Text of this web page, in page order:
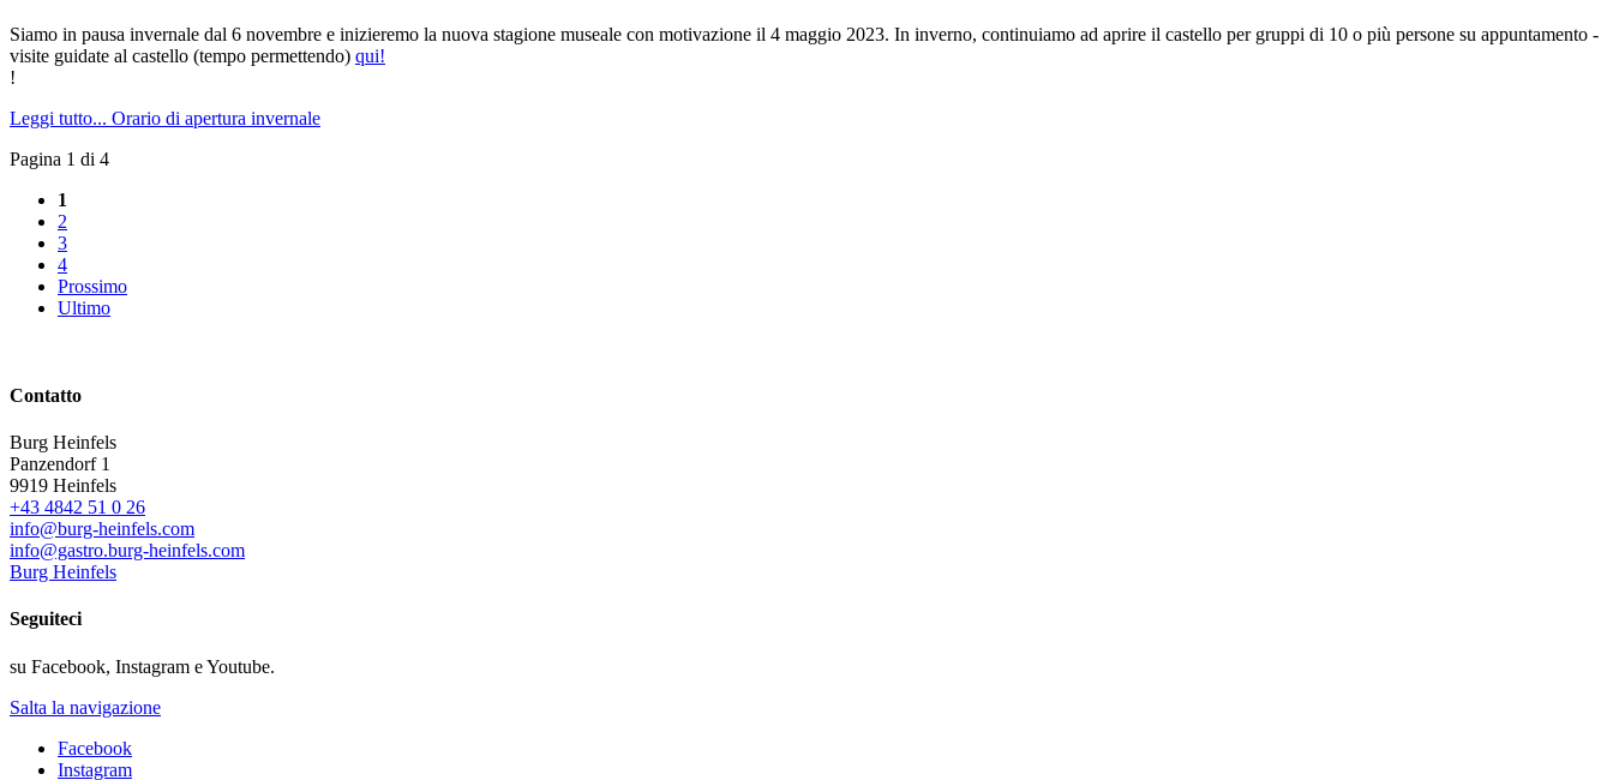
Siamo in pausa invernale dal 6 novembre e inizieremo la nuova stagione museale con motivazione il 4 maggio 2023. In inverno, continuiamo ad aprire il castello per gruppi di 10 o più persone su appuntamento -
visite guidate al castello (tempo permettendo) qui!
!
Leggi tutto... Orario di apertura invernale
Pagina 1 di 4
1
2
3
4
Prossimo
Ultimo
Contatto
Burg Heinfels
Panzendorf 1
9919 Heinfels
+43 4842 51 0 26
info@burg-heinfels.com
info@gastro.burg-heinfels.com
Burg Heinfels
Seguiteci
su Facebook, Instagram e Youtube.
Salta la navigazione
Facebook
Instagram